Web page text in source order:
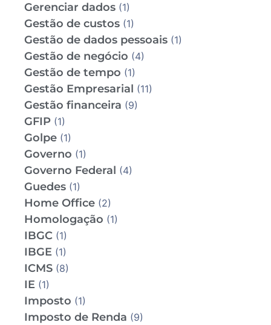
Gerenciar dados (1)
Gestão de custos (1)
Gestão de dados pessoais (1)
Gestão de negócio (4)
Gestão de tempo (1)
Gestão Empresarial (11)
Gestão financeira (9)
GFIP (1)
Golpe (1)
Governo (1)
Governo Federal (4)
Guedes (1)
Home Office (2)
Homologação (1)
IBGC (1)
IBGE (1)
ICMS (8)
IE (1)
Imposto (1)
Imposto de Renda (9)